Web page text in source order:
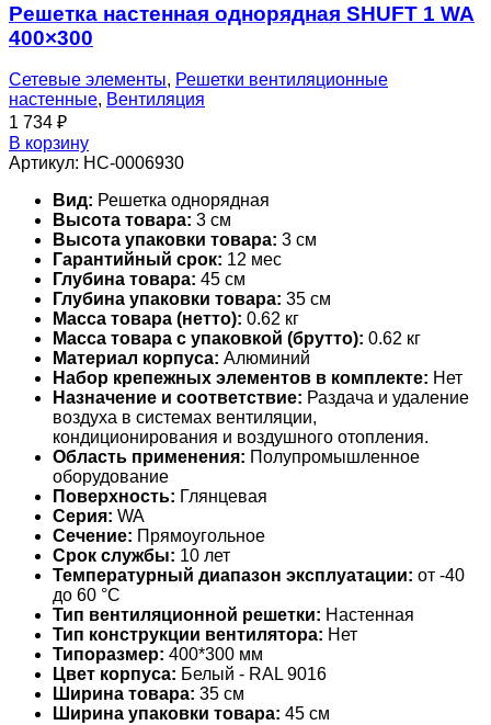
Решетка настенная однорядная SHUFT 1 WA
400×300
Сетевые элементы, Решетки вентиляционные
настенные, Вентиляция
1 734 ₽
В корзину
Артикул: НС-0006930
Вид: Решетка однорядная
Высота товара: 3 см
Высота упаковки товара: 3 см
Гарантийный срок: 12 мес
Глубина товара: 45 см
Глубина упаковки товара: 35 см
Масса товара (нетто): 0.62 кг
Масса товара с упаковкой (брутто): 0.62 кг
Материал корпуса: Алюминий
Набор крепежных элементов в комплекте: Нет
Назначение и соответствие: Раздача и удаление
воздуха в системах вентиляции,
кондиционирования и воздушного отопления.
Область применения: Полупромышленное
оборудование
Поверхность: Глянцевая
Серия: WA
Сечение: Прямоугольное
Срок службы: 10 лет
Температурный диапазон эксплуатации: от -40
до 60 °С
Тип вентиляционной решетки: Настенная
Тип конструкции вентилятора: Нет
Типоразмер: 400*300 мм
Цвет корпуса: Белый - RAL 9016
Ширина товара: 35 см
Ширина упаковки товара: 45 см